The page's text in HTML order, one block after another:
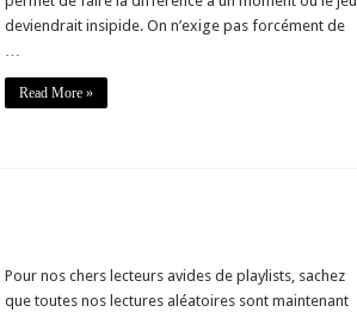
deviendrait insipide. On n’exige pas forcément de
…
Read More »
Pour nos chers lecteurs avides de playlists, sachez
que toutes nos lectures aléatoires sont maintenant